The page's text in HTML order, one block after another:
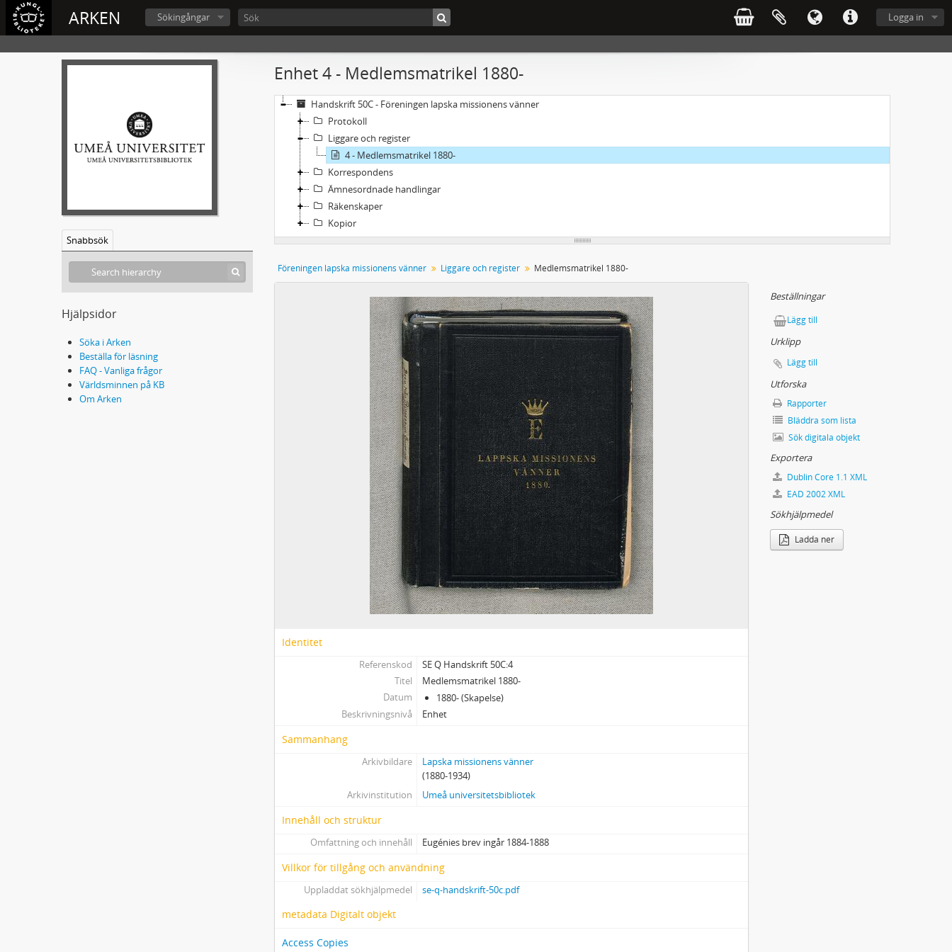
ARKEN Logga in
Sökingångar
Snabbsök
Hjälpsidor
Söka i Arken
Beställa för läsning
FAQ - Vanliga frågor
Världsminnen på KB
Om Arken
Enhet 4 - Medlemsmatrikel 1880-
Handskrift 50C - Föreningen lapska missionens vänner
Protokoll
Liggare och register
4 - Medlemsmatrikel 1880-
Korrespondens
Ämnesordnade handlingar
Räkenskaper
Kopior
Föreningen lapska missionens vänner Liggare och register Medlemsmatrikel 1880-
Identitet
Referenskod
SE Q Handskrift 50C:4
Titel
Medlemsmatrikel 1880-
Datum
1880- (Skapelse)
Beskrivningsnivå
Enhet
Sammanhang
Arkivbildare
Lapska missionens vänner
(1880-1934)
Arkivinstitution
Umeå universitetsbibliotek
Innehåll och struktur
Omfattning och innehåll Eugénies brev ingår 1884-1888
Villkor för tillgång och användning
Uppladdat sökhjälpmedel se-q-handskrift-50c.pdf
metadata Digitalt objekt
Access Copies
Beställningar
Lägg till
Urklipp
Lägg till
Utforska
Rapporter
Bläddra som lista
Sök digitala objekt
Exportera
Dublin Core 1.1 XML
EAD 2002 XML
Sökhjälpmedel
Ladda ner